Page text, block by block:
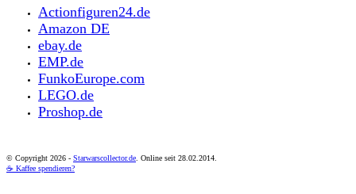
Actionfiguren24.de
Amazon DE
ebay.de
EMP.de
FunkoEurope.com
LEGO.de
Proshop.de
© Copyright 2026 - Starwarscollector.de . Online seit 28.02.2014.
☕ Kaffee spendieren?